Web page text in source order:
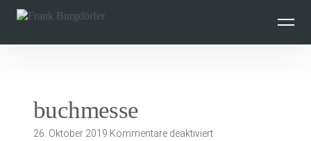
überspringen
buchmesse
26. Oktober 2019 Kommentare deaktiviertfür